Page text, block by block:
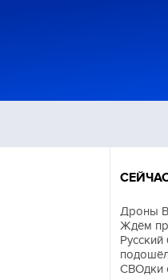
Происшествия
Дроны
Ждём
СВОдки